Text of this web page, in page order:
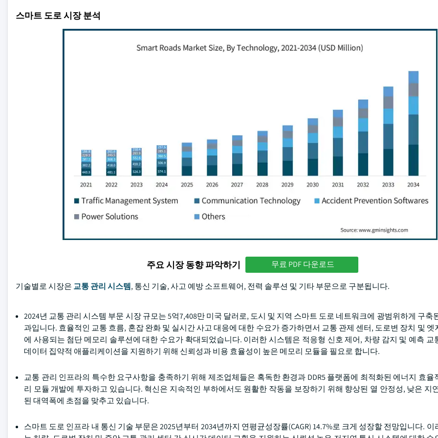
스마트 도로 시장 분석
주요 시장 동향 파악하기 무료 PDF 다운로드
기술별로 시장은 교통 관리 시스템, 통신 기술, 사고 예방 소프트웨어, 전력 솔루션 및 기타 부문으로 구분됩니다.
2024년 교통 관리 시스템 부문 시장 규모는 5억7,408만 미국 달러로, 도시 및 지역 스마트 도로 네트워크에 광범위하게 구축
과입니다. 효율적인 교통 흐름, 혼잡 완화 및 실시간 사고 대응에 대한 수요가 증가하면서 교통 관제 센터, 도로변 장치 및 엣
에 사용되는 첨단 메모리 솔루션에 대한 수요가 확대되었습니다. 이러한 시스템은 적응형 신호 제어, 차량 감지 및 예측 교
데이터 집약적 애플리케이션을 지원하기 위해 신뢰성과 비용 효율성이 높은 메모리 모듈을 필요로 합니다.
교통 관리 인프라의 특수한 요구사항을 충족하기 위해 제조업체들은 혹독한 환경과 DDR5 플랫폼에 최적화된 에너지 효율
리 모듈 개발에 투자하고 있습니다. 혁신은 지속적인 부하에서도 원활한 작동을 보장하기 위해 향상된 열 안정성, 낮은 지
된 대역폭에 초점을 맞추고 있습니다.
스마트 도로 인프라 내 통신 기술 부문은 2025년부터 2034년까지 연평균성장률(CAGR) 14.7%로 크게 성장할 전망입니다.